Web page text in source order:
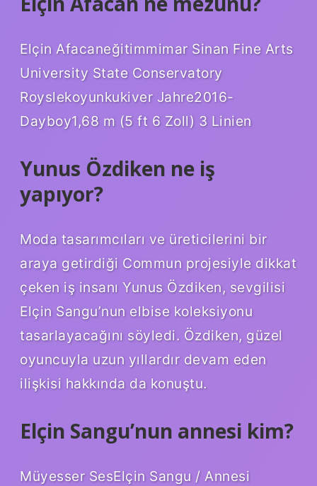
Elçin Afacaneğitimmimar Sinan Fine Arts
University State Conservatory
Royslekoyunkukiver Jahre2016-
Dayboy1,68 m (5 ft 6 Zoll) 3 Linien
Yunus Özdiken ne iş
yapıyor?
Moda tasarımcıları ve üreticilerini bir
araya getirdiği Commun projesiyle dikkat
çeken iş insanı Yunus Özdiken, sevgilisi
Elçin Sangu’nun elbise koleksiyonu
tasarlayacağını söyledi. Özdiken, güzel
oyuncuyla uzun yıllardır devam eden
ilişkisi hakkında da konuştu.
Elçin Sangu’nun annesi kim?
Müyesser SesElçin Sangu / Annesi